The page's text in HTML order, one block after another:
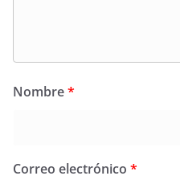
Nombre*
Correo electrónico *